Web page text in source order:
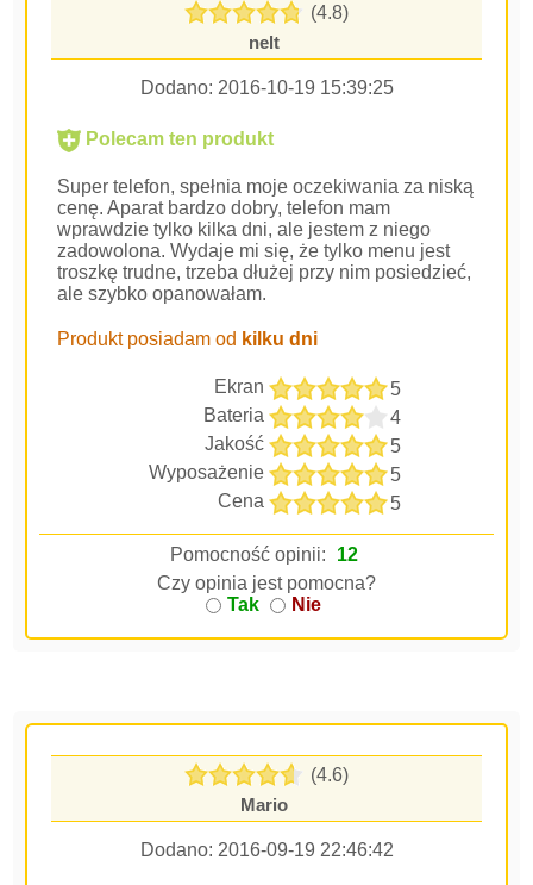
(4.8)
nelt
Dodano: 2016-10-19 15:39:25
Polecam ten produkt
Super telefon, spełnia moje oczekiwania za niską
cenę. Aparat bardzo dobry, telefon mam
wprawdzie tylko kilka dni, ale jestem z niego
zadowolona. Wydaje mi się, że tylko menu jest
troszkę trudne, trzeba dłużej przy nim posiedzieć,
ale szybko opanowałam.
Produkt posiadam od kilku dni
Ekran
5
Bateria
4
Jakość
5
Wyposażenie
5
Cena
5
Pomocność opinii:
12
Czy opinia jest pomocna?
Tak
Nie
(4.6)
Mario
Dodano: 2016-09-19 22:46:42